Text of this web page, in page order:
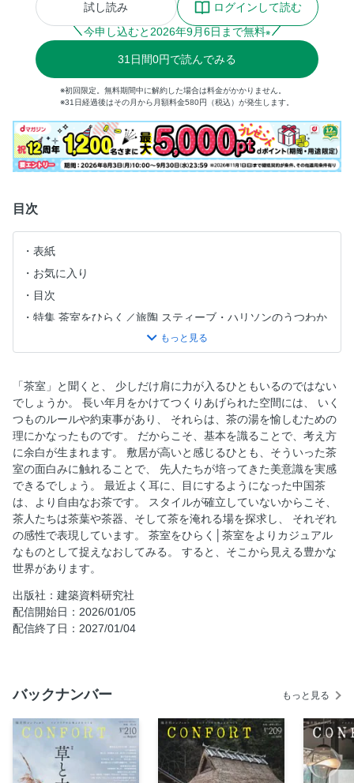
試し読み
ログインして読む
今申し込むと 2026年9月6日まで無料※
31 日間0円で読んでみる
※初回限定。無料期間中に解約した場合は料金がかかりません。
※31日経過後はその月から月額料金580円（税込）が発生します。
目次
表紙
お気に入り
目次
特集 茶室をひらく／旅陶 スティーブ・ハリソンのうつわか
特集 茶室をひらく／自然と建築が繊細な関係を結ぶ 〈囲
所
特集 茶室をひらく／茶道宗和流十八代 宇田川宗光 闊達なし
つらえ 大徳寺真珠菴庭玉軒・通遷院／祥雲寺／三溪園月華
殿
組み立て、ばらし、次なる天地へ 茶室がゆく／荒々しい地
下空間で鈍色に光る GRANDIR MITATE「遷庵SEN-AN」 主
催・施工 GRANDIR クリエイター 小阪雄造 田中悠史 市
川善幾 萩谷綾香 佐藤洋美
組み立て、ばらし、次なる天地へ 茶室がゆく／パリに咲い
た西陣織の“囲い” HOSOO×Tesera「織庵Ori-An」 設計 周防
貴之 協力 伊住禮次朗
朝香宮允子妃から受け継ぎ、鳩彦王が普請を完成 「光華」
東京都庭園美術館茶室 棟梁 平田雅哉の卓越した技が光る
茶の湯の場づくり 空間設計の肝心要 監修 三井嶺三井嶺建築
の場に 千葉工業大学茶室「青灯亭」 設計 三井嶺三井嶺建築
設計事務所
茶に満ちる住まい─ 住宅改修による茶室2題／長閑な海に開
いた茶室 大芝邸茶室「遊玄庵」（静岡県熱海市） 監修 阿曾
一実／阿曾美術 改修設計・施工 芹澤毅／せりざわたけし工
務店
「茶室」と聞くと、 少しだけ肩に力が入るひともいるのではない
でしょうか。 長い年月をかけてつくりあげられた空間には、 いく
つものルールや約束事があり、 それらは、茶の湯を愉しむための
理にかなったものです。 だからこそ、基本を識ることで、考え方
に余白が生まれます。 敷居が高いと感じるひとも、そういった茶
室の面白みに触れることで、 先人たちが培ってきた美意識を実感
できるでしょう。 最近よく耳に、目にするようになった中国茶
は、より自由なお茶です。 スタイルが確立していないからこそ、
茶人たちは茶葉や茶器、そして茶を淹れる場を探求し、 それぞれ
の感性で表現しています。 茶室をひらく│茶室をよりカジュアル
なものとして捉えなおしてみる。 すると、そこから見える豊かな
世界があります。
出版社：建築資料研究社
配信開始日：2026/01/05
配信終了日：2027/01/04
バックナンバー もっと見る